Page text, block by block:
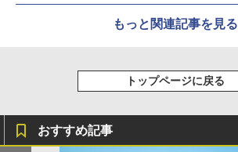
もっと関連記事を見る
トップページに戻る
おすすめ記事